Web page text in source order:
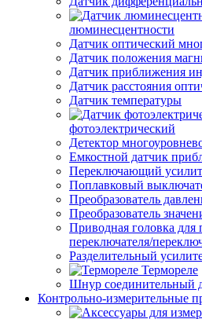
люминесцентности
Датчик оптический
Датчик положения
Датчик приближения
Датчик расстояния
Датчик температуры
фотоэлектрический
Детектор
Емкостной датчик
Переключающий
Поплавковый
Преобразователь
Преобразователь
Приводная головка для
переключателя/
Разделительный
Термореле
Шнур соединительный
Контрольно-измерительные